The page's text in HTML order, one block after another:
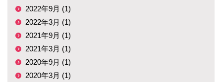
2022年9月 (1)
2022年3月 (1)
2021年9月 (1)
2021年3月 (1)
2020年9月 (1)
2020年3月 (1)